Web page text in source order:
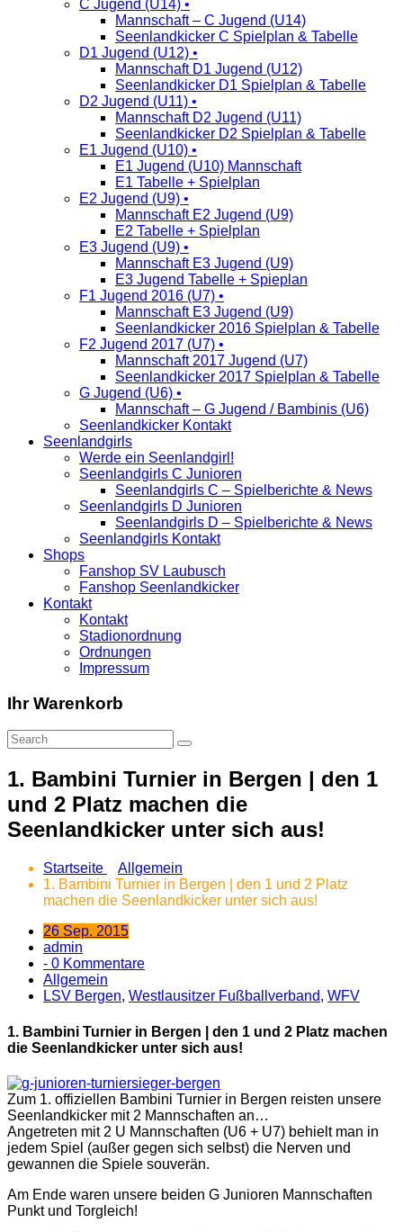
C Jugend (U14) •
Mannschaft – C Jugend (U14)
Seenlandkicker C Spielplan & Tabelle
D1 Jugend (U12) •
Mannschaft D1 Jugend (U12)
Seenlandkicker D1 Spielplan & Tabelle
D2 Jugend (U11) •
Mannschaft D2 Jugend (U11)
Seenlandkicker D2 Spielplan & Tabelle
E1 Jugend (U10) •
E1 Jugend (U10) Mannschaft
E1 Tabelle + Spielplan
E2 Jugend (U9) •
Mannschaft E2 Jugend (U9)
E2 Tabelle + Spielplan
E3 Jugend (U9) •
Mannschaft E3 Jugend (U9)
E3 Jugend Tabelle + Spieplan
F1 Jugend 2016 (U7) •
Mannschaft E3 Jugend (U9)
Seenlandkicker 2016 Spielplan & Tabelle
F2 Jugend 2017 (U7) •
Mannschaft 2017 Jugend (U7)
Seenlandkicker 2017 Spielplan & Tabelle
G Jugend (U6) •
Mannschaft – G Jugend / Bambinis (U6)
Seenlandkicker Kontakt
Seenlandgirls
Werde ein Seenlandgirl!
Seenlandgirls C Junioren
Seenlandgirls C – Spielberichte & News
Seenlandgirls D Junioren
Seenlandgirls D – Spielberichte & News
Seenlandgirls Kontakt
Shops
Fanshop SV Laubusch
Fanshop Seenlandkicker
Kontakt
Kontakt
Stadionordnung
Ordnungen
Impressum
Ihr Warenkorb
1. Bambini Turnier in Bergen | den 1
und 2 Platz machen die
Seenlandkicker unter sich aus!
Startseite
Allgemein
1. Bambini Turnier in Bergen | den 1 und 2 Platz
machen die Seenlandkicker unter sich aus!
26 Sep. 2015
admin
- 0 Kommentare
Allgemein
LSV Bergen, Westlausitzer Fußballverband, WFV
1. Bambini Turnier in Bergen | den 1 und 2 Platz machen
die Seenlandkicker unter sich aus!
Zum 1. offiziellen Bambini Turnier in Bergen reisten unsere
Seenlandkicker mit 2 Mannschaften an…
Angetreten mit 2 U Mannschaften (U6 + U7) behielt man in
jedem Spiel (außer gegen sich selbst) die Nerven und
gewannen die Spiele souverän.
Am Ende waren unsere beiden G Junioren Mannschaften
Punkt und Torgleich!